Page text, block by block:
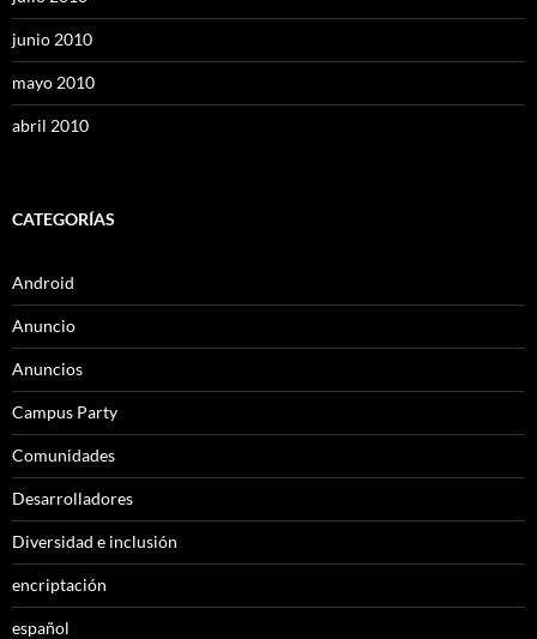
junio 2010
mayo 2010
abril 2010
CATEGORÍAS
Android
Anuncio
Anuncios
Campus Party
Comunidades
Desarrolladores
Diversidad e inclusión
encriptación
español